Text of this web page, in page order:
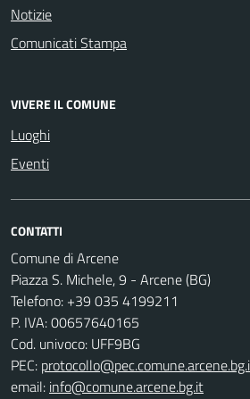
Notizie
Comunicati Stampa
VIVERE IL COMUNE
Luoghi
Eventi
CONTATTI
Comune di Arcene
Piazza S. Michele, 9 - Arcene (BG)
Telefono: +39 035 4199211
P. IVA: 00657640165
Cod. univoco: UFF9BG
PEC:
email: info@comune.arcene.bg.it